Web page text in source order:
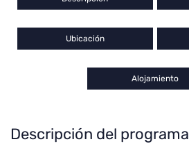
Ubicación
Alojamiento
Descripción del programa